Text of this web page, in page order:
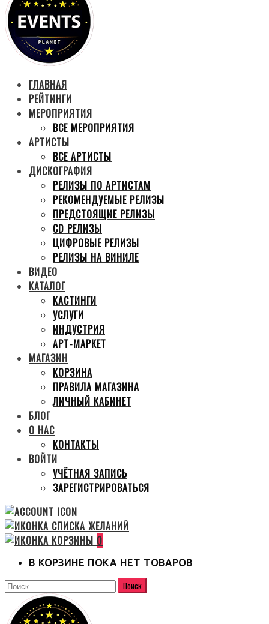
ГЛАВНАЯ
РЕЙТИНГИ
МЕРОПРИЯТИЯ
ВСЕ МЕРОПРИЯТИЯ
АРТИСТЫ
ВСЕ АРТИСТЫ
ДИСКОГРАФИЯ
РЕЛИЗЫ ПО АРТИСТАМ
РЕКОМЕНДУЕМЫЕ РЕЛИЗЫ
ПРЕДСТОЯЩИЕ РЕЛИЗЫ
CD РЕЛИЗЫ
ЦИФРОВЫЕ РЕЛИЗЫ
РЕЛИЗЫ НА ВИНИЛЕ
ВИДЕО
КАТАЛОГ
КАСТИНГИ
УСЛУГИ
ИНДУСТРИЯ
АРТ-МАРКЕТ
МАГАЗИН
КОРЗИНА
ПРАВИЛА МАГАЗИНА
ЛИЧНЫЙ КАБИНЕТ
БЛОГ
О НАС
КОНТАКТЫ
ВОЙТИ
УЧЁТНАЯ ЗАПИСЬ
ЗАРЕГИСТРИРОВАТЬСЯ
0
В КОРЗИНЕ ПОКА НЕТ ТОВАРОВ